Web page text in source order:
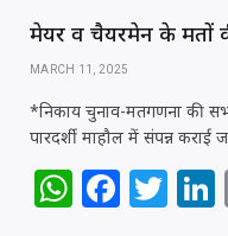
s
A
p
p
e
b
o
o
k
e
मेयर व चैयरमेन के मतों
MARCH 11, 2025
*निकाय चुनाव-मतगणना की
पारदर्शी माहौल में संपन्न
W F T